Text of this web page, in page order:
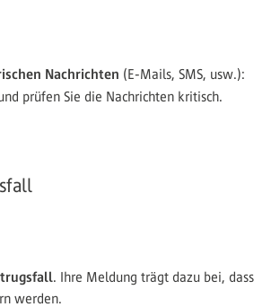
Nachrichten (E-Mails, SMS, usw.):
prüfen Sie die Nachrichten kritisch.
. Ihre Meldung trägt dazu bei, dass
werden.